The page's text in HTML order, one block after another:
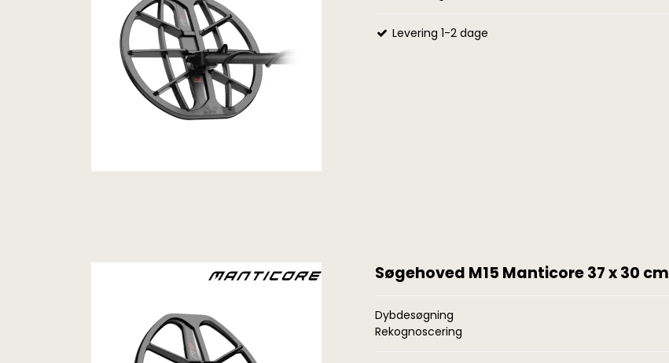
Levering 1-2 dage
Søgehoved M15 Manticore 37 x 30 cm
Dybdesøgning
Rekognoscering